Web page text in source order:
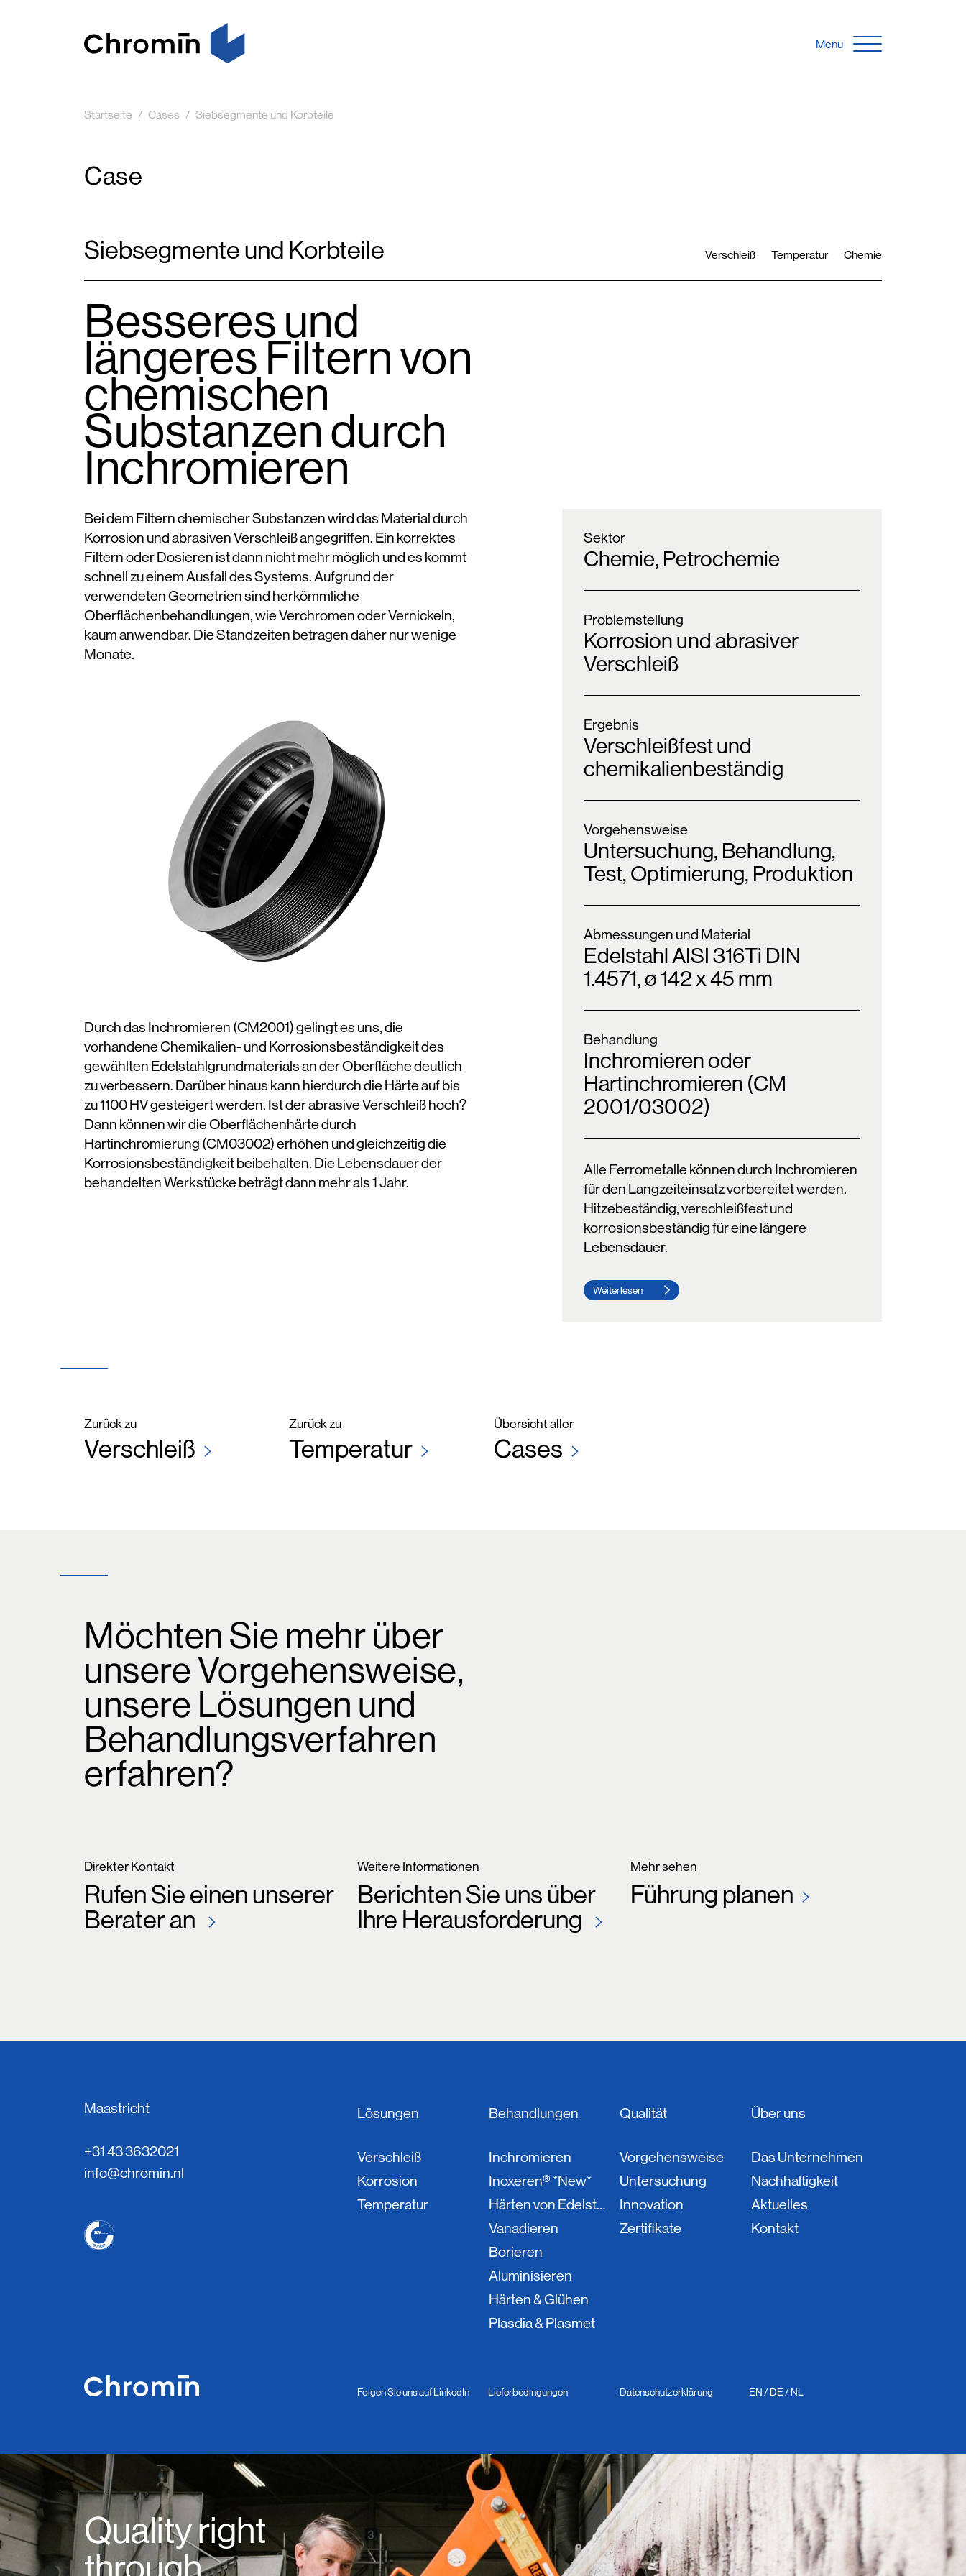
Menu
Startseite Cases Siebsegmente und Korbteile
Case
Siebsegmente und Korbteile Verschleiß Temperatur Chemie
Besseres und
längeres Filtern von
chemischen
Substanzen durch
Inchromieren
Bei dem Filtern chemischer Substanzen wird das Material durch
Korrosion und abrasiven Verschleiß angegriffen. Ein korrektes
Filtern oder Dosieren ist dann nicht mehr möglich und es kommt
schnell zu einem Ausfall des Systems. Aufgrund der
verwendeten Geometrien sind herkömmliche
Oberflächenbehandlungen, wie Verchromen oder Vernickeln,
kaum anwendbar. Die Standzeiten betragen daher nur wenige
Monate.
Durch das Inchromieren (CM2001) gelingt es uns, die
vorhandene Chemikalien- und Korrosionsbeständigkeit des
gewählten Edelstahlgrundmaterials an der Oberfläche deutlich
zu verbessern. Darüber hinaus kann hierdurch die Härte auf bis
zu 1100 HV gesteigert werden. Ist der abrasive Verschleiß hoch?
Dann können wir die Oberflächenhärte durch
Hartinchromierung (CM03002) erhöhen und gleichzeitig die
Korrosionsbeständigkeit beibehalten. Die Lebensdauer der
behandelten Werkstücke beträgt dann mehr als 1 Jahr.
Sektor
Chemie, Petrochemie
Problemstellung
Korrosion und abrasiver
Verschleiß
Ergebnis
Verschleißfest und
chemikalienbeständig
Vorgehensweise
Untersuchung, Behandlung,
Test, Optimierung, Produktion
Abmessungen und Material
Edelstahl AISI 316Ti DIN
1.4571, ø 142 x 45 mm
Behandlung
Inchromieren oder
Hartinchromieren (CM
2001/03002)
Alle Ferrometalle können durch Inchromieren
für den Langzeiteinsatz vorbereitet werden.
Hitzebeständig, verschleißfest und
korrosionsbeständig für eine längere
Lebensdauer.
Weiterlesen
Zurück zu
Verschleiß
Zurück zu
Temperatur
Übersicht aller
Cases
Möchten Sie mehr über
unsere Vorgehensweise,
unsere Lösungen und
Behandlungsverfahren
erfahren?
Direkter Kontakt
Rufen Sie einen unserer
Berater an
Weitere Informationen
Berichten Sie uns über
Ihre Herausforderung
Mehr sehen
Führung planen
Maastricht
+31 43 3632021
info@chromin.nl
Lösungen
Verschleiß
Korrosion
Temperatur
Behandlungen
Inchromieren
Inoxeren® *New*
Härten von Edelstahl
Vanadieren
Borieren
Aluminisieren
Härten & Glühen
Plasdia & Plasmet
Qualität
Vorgehensweise
Untersuchung
Innovation
Zertifikate
Über uns
Das Unternehmen
Nachhaltigkeit
Aktuelles
Kontakt
Folgen Sie uns auf LinkedIn Lieferbedingungen Datenschutzerklärung EN/DE/NL
Quality right
through